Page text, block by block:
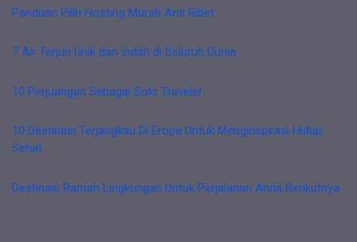
Panduan Pilih Hosting Murah Anti Ribet
7 Air Terjun Unik dan Indah di Seluruh Dunia
10 Perjuangan Sebagai Solo Traveler
10 Destinasi Terjangkau Di Eropa Untuk Menginspirasi Hidup
Sehat
Destinasi Ramah Lingkungan Untuk Perjalanan Anda Berikutnya